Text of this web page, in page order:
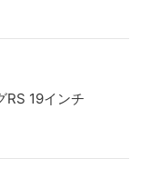
RS 19インチ